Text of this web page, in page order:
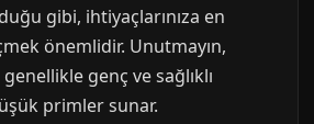
gibi, ihtiyaçlarınıza en
önemlidir. Unutmayın,
genç ve sağlıklı
primler sunar.